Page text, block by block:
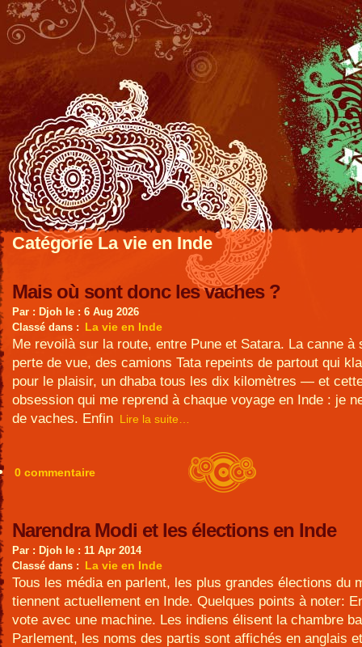
Catégorie La vie en Inde
Mais où sont donc les vaches ?
Par : Djoh le : 6 Aug 2026
Classé dans : La vie en Inde
Me revoilà sur la route, entre Pune et Satara. La canne à
perte de vue, des camions Tata repeints de partout qui
pour le plaisir, un dhaba tous les dix kilomètres — et
obsession qui me reprend à chaque voyage en Inde : je
de vaches. Enfin Lire la suite…
0 commentaire
Narendra Modi et les élections en Inde
Par : Djoh le : 11 Apr 2014
Classé dans : La vie en Inde
Tous les média en parlent, les plus grandes élections du
tiennent actuellement en Inde. Quelques points à noter:
vote avec une machine. Les indiens élisent la chambre
Parlement, les noms des partis sont affichés en anglais